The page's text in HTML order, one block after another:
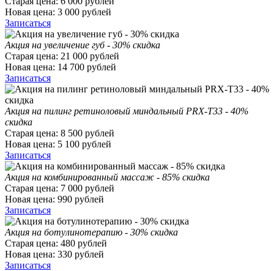
Новая цена: 3 000 рублей
Записаться
Акция на увеличение губ - 30% скидка
Старая цена: 21 000 рублей
Новая цена: 14 700 рублей
Записаться
Акция на пилинг ретиноловый миндальный PRX-T33 - 40%
скидка
Старая цена: 8 500 рублей
Новая цена: 5 100 рублей
Записаться
Акция на комбинированный массаж - 85% скидка
Старая цена: 7 000 рублей
Новая цена: 990 рублей
Записаться
Акция на ботулинотерапию - 30% скидка
Старая цена: 480 рублей
Новая цена: 330 рублей
Записаться